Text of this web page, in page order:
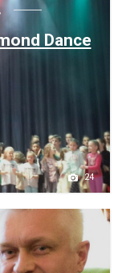
Dance
24